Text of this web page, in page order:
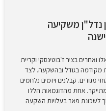
נדל"ן משקיעה
ואחרים בציר ז'בוטינסקי וקריית
מקודמה בגודל ובהשקעה. לצד
מגורים. קבלנים ויזמים נלחמים
אחת מהדוגמאות הללו
לשכונת פאר בעלויות השקעה